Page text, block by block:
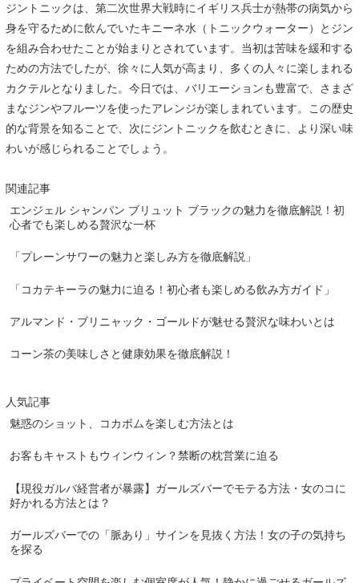
ジントニックは、第二次世界大戦時にイギリス兵士が熱帯の病気から
身を守るために飲んでいたキニーネ水（トニックウォーター）とジン
を組み合わせたことが始まりとされています。当初は苦味を緩和する
ための方法でしたが、徐々に人気が高まり、多くの人々に楽しまれる
カクテルとなりました。今日では、バリエーションも豊富で、さまざ
まなジンやフルーツを使ったアレンジが楽しまれています。この歴史
的な背景を知ることで、次にジントニックを飲むときに、より深い味
わいが感じられることでしょう。
関連記事
エンジェル シャンパン ブリュット ブラックの魅力を徹底解説！初
心者でも楽しめる贅沢な一杯
「プレーンサワーの魅力と楽しみ方を徹底解説」
「コカテキーラの魅力に迫る！初心者も楽しめる飲み方ガイド」
アルマンド・ブリニャック・ゴールドが魅せる贅沢な味わいとは
コーン茶の美味しさと健康効果を徹底解説！
人気記事
魅惑のショット、コカボムを楽しむ方法とは
お客もキャストもウィンウィン？禁断の枕営業に迫る
【現役ガルバ経営者が暴露】ガールズバーでモテる方法・女のコに
好かれる方法とは？
ガールズバーでの「脈あり」サインを見抜く方法！女の子の気持ち
を探る